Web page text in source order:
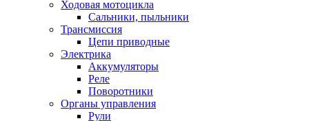
Ходовая мотоцикла
Сальники, пыльники
Трансмиссия
Цепи приводные
Электрика
Аккумуляторы
Реле
Поворотники
Органы управления
Рули